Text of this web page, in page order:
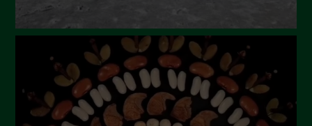
Ottobre 2023
Settembre 2023
Agosto 2023